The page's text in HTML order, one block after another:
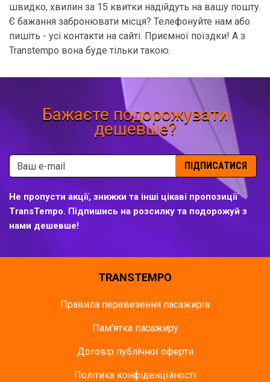
швидко, хвилин за 15 квитки надійдуть на вашу пошту.
Є бажання забронювати місця? Телефонуйте нам або
пишіть - усі контакти на сайті. Приємної поїздки! А з
Transtempo вона буде тільки такою.
Бажаєте подорожувати
дешевше?
ПІДПИСАТИСЯ
Не пропусти акції, знижки та інші цікаві пропозиції
TransTempo. Підпишись на розсилку та подорожуй з
нами дешевше!
TRANSTEMPO
Правила перевезення пасажирів
Пам'ятка пасажиру
Договір публічної оферти
Політика конфіденційності